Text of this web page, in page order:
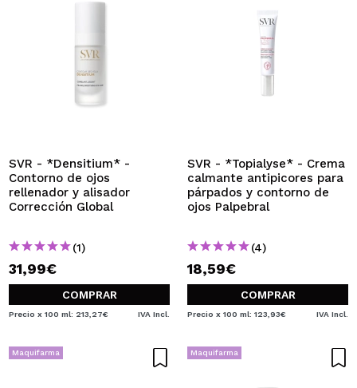
SVR - *Densitium* -
Contorno de ojos
rellenador y alisador
Corrección Global
(1)
31,99€
COMPRAR
Precio x 100 ml: 213,27€ IVA Incl.
SVR - *Topialyse* - Crema
calmante antipicores para
párpados y contorno de
ojos Palpebral
(4)
18,59€
COMPRAR
Precio x 100 ml: 123,93€ IVA Incl.
Maquifarma Maquifarma